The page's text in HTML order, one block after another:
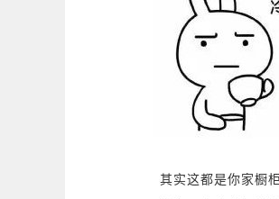
其实这都是你家橱